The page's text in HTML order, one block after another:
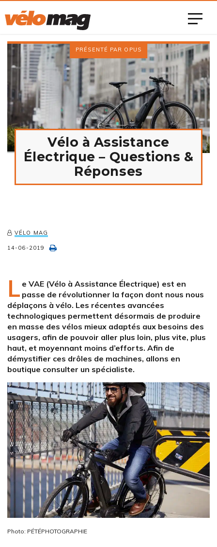
PRÉSENTÉ PAR OPUS
Vélo à Assistance
Électrique – Questions &
Réponses
VÉLO MAG
14-06-2019
L e VAE (Vélo à Assistance Électrique) est en
passe de révolutionner la façon dont nous nous
déplaçons à vélo. Les récentes avancées
technologiques permettent désormais de produire
en masse des vélos mieux adaptés aux besoins des
usagers, afin de pouvoir aller plus loin, plus vite, plus
haut, et moyennant moins d’efforts. Afin de
démystifier ces drôles de machines, allons en
boutique consulter un spécialiste.
Photo: PÉTÉPHOTOGRAPHIE